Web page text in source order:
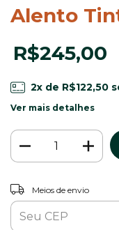
Alento
R$245,00
2x de R$122,50
Ver mais detalhes
Entregas para o CEP:
Meios de envio